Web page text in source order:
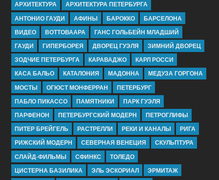
АРХИТЕКТУРА
АРХИТЕКТУРА ПЕТЕРБУРГА
АНТОНИО ГАУДИ
АФИНЫ БАРОККО
БАРСЕЛОНА
ВИДЕО
ВОТТОВААРА
ГАНС ГОЛЬБЕЙН МЛАДШИЙ
ГАУДИ
ГИПЕРБОРЕЯ ДВОРЕЦ ГУЭЛЯ
ЗИМНИЙ ДВОРЕЦ
ЗОДЧИЕ ПЕТЕРБУРГА
КАРАВАДЖО
КАРЛ РОССИ
КАСА БАЛЬО
КАТАЛОНИЯ МАДОННА
МЕДУЗА ГОРГОНА
МОСТЫ
ОГЮСТ МОНФЕРРАН
ПЕТЕРБУРГ
ПАБЛО ПИКАССО
ПАМЯТНИКИ
ПАРК ГУЭЛЯ
ПАРФЕНОН
ПЕТЕРБУРГСКИЙ МОДЕРН
ПЕТРОГЛИФЫ
ПИТЕР БРЕЙГЕЛЬ
РАСТРЕЛЛИ РЕКИ И КАНАЛЫ
РИГА
РИЖСКИЙ МОДЕРН
СЕВЕРНАЯ ВЕНЕЦИЯ
СКУЛЬПТУРА
СЛАЙД-ФИЛЬМЫ
СФИНКС
ТОЛЕДО
ЦИСТЕРНА БАЗИЛИКА
ЭЛЬ ЭСКОРИАЛ ЭРМИТАЖ